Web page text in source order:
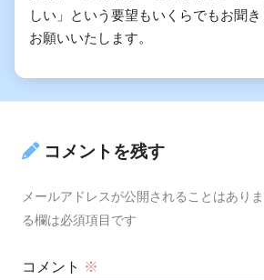
しい」という要望もいくらでもお聞き
お願いいたします。
コメントを残す
メールアドレスが公開されることはありま
る欄は必須項目です
コメント ※